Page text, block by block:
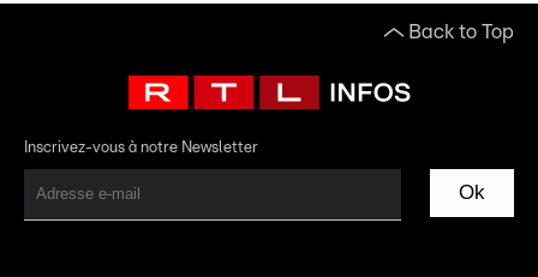
Back to Top
Inscrivez-vous à notre Newsletter
Ok